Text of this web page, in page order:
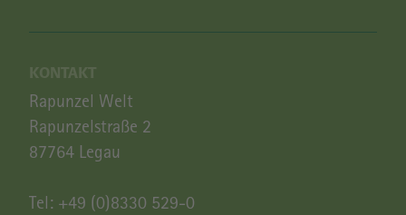
KONTAKT
Rapunzel Welt
Rapunzelstraße 2
87764 Legau
Tel: +49 (0)8330 529-0